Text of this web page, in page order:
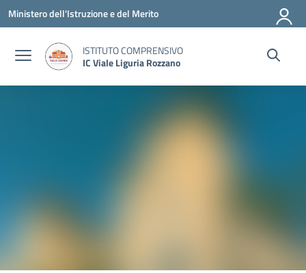
Vai ai contenuti
Vai al menu di navigazione
Vai al footer
Ministero dell'Istruzione e del Merito
ISTITUTO COMPRENSIVO
IC Viale Liguria Rozzano